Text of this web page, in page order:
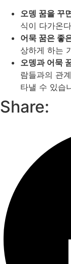
오뎅 꿈을 꾸
식이 다가온
어묵 꿈은 좋
상하게 하는
오뎅과 어묵
람들과의 관
타낼 수 있습
Share: